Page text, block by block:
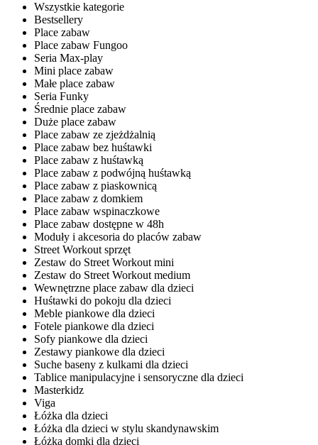
Wszystkie kategorie
Bestsellery
Place zabaw
Place zabaw Fungoo
Seria Max-play
Mini place zabaw
Małe place zabaw
Seria Funky
Średnie place zabaw
Duże place zabaw
Place zabaw ze zjeżdżalnią
Place zabaw bez huśtawki
Place zabaw z huśtawką
Place zabaw z podwójną huśtawką
Place zabaw z piaskownicą
Place zabaw z domkiem
Place zabaw wspinaczkowe
Place zabaw dostępne w 48h
Moduły i akcesoria do placów zabaw
Street Workout sprzęt
Zestaw do Street Workout mini
Zestaw do Street Workout medium
Wewnętrzne place zabaw dla dzieci
Huśtawki do pokoju dla dzieci
Meble piankowe dla dzieci
Fotele piankowe dla dzieci
Sofy piankowe dla dzieci
Zestawy piankowe dla dzieci
Suche baseny z kulkami dla dzieci
Tablice manipulacyjne i sensoryczne dla dzieci
Masterkidz
Viga
Łóżka dla dzieci
Łóżka dla dzieci w stylu skandynawskim
Łóżka domki dla dzieci